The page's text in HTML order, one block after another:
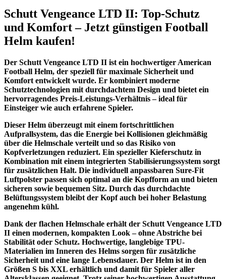
Schutt Vengeance LTD II: Top-Schutz
und Komfort – Jetzt günstigen Football
Helm kaufen!
Der Schutt Vengeance LTD II ist ein hochwertiger American
Football Helm, der speziell für maximale Sicherheit und
Komfort entwickelt wurde. Er kombiniert moderne
Schutztechnologien mit durchdachtem Design und bietet ein
hervorragendes Preis-Leistungs-Verhältnis – ideal für
Einsteiger wie auch erfahrene Spieler.
Dieser Helm überzeugt mit einem fortschrittlichen
Aufprallsystem, das die Energie bei Kollisionen gleichmäßig
über die Helmschale verteilt und so das Risiko von
Kopfverletzungen reduziert. Ein spezieller Kieferschutz in
Kombination mit einem integrierten Stabilisierungssystem sorgt
für zusätzlichen Halt. Die individuell anpassbaren Sure-Fit
Luftpolster passen sich optimal an die Kopfform an und bieten
sicheren sowie bequemen Sitz. Durch das durchdachte
Belüftungssystem bleibt der Kopf auch bei hoher Belastung
angenehm kühl.
Dank der flachen Helmschale erhält der Schutt Vengeance LTD
II einen modernen, kompakten Look – ohne Abstriche bei
Stabilität oder Schutz. Hochwertige, langlebige TPU-
Materialien im Inneren des Helms sorgen für zusätzliche
Sicherheit und eine lange Lebensdauer. Der Helm ist in den
Größen S bis XXL erhältlich und damit für Spieler aller